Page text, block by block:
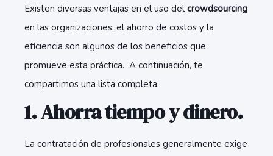
Existen diversas ventajas en el uso del crowdsourcing
en las organizaciones: el ahorro de costos y la
eficiencia son algunos de los beneficios que
promueve esta práctica. A continuación, te
compartimos una lista completa.
1. Ahorra tiempo y dinero.
La contratación de profesionales generalmente exige